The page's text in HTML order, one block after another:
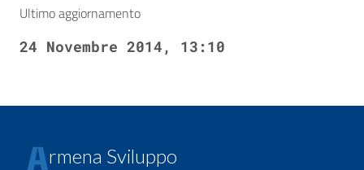
Ultimo aggiornamento
24 Novembre 2014, 13:10
rmena Sviluppo